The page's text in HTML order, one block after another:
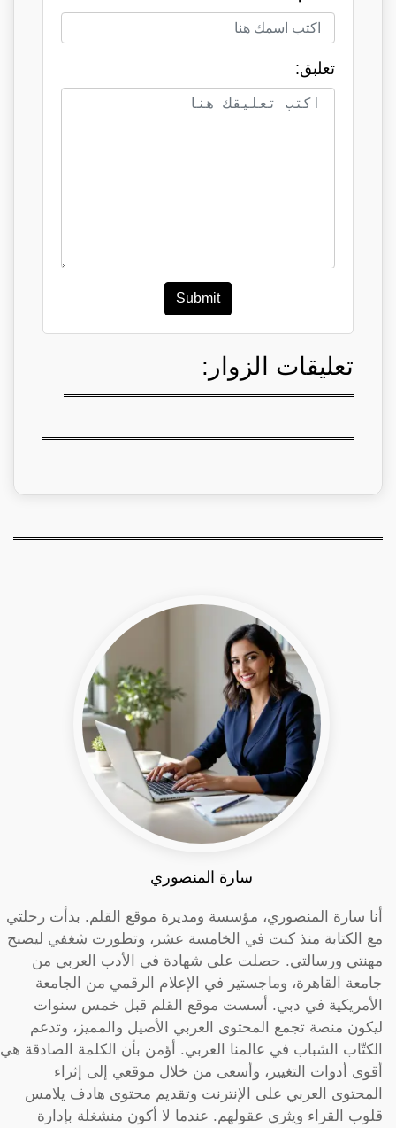
تعلبق:
Submit
تعليقات الزوار:
سارة المنصوري
أنا سارة المنصوري، مؤسسة ومديرة موقع القلم. بدأت رحلتي
مع الكتابة منذ كنت في الخامسة عشر، وتطورت شغفي ليصبح
مهنتي ورسالتي. حصلت على شهادة في الأدب العربي من
جامعة القاهرة، وماجستير في الإعلام الرقمي من الجامعة
الأمريكية في دبي. أسست موقع القلم قبل خمس سنوات
ليكون منصة تجمع المحتوى العربي الأصيل والمميز، وتدعم
الكتّاب الشباب في عالمنا العربي. أؤمن بأن الكلمة الصادقة هي
أقوى أدوات التغيير، وأسعى من خلال موقعي إلى إثراء
المحتوى العربي على الإنترنت وتقديم محتوى هادف يلامس
قلوب القراء ويثري عقولهم. عندما لا أكون منشغلة بإدارة